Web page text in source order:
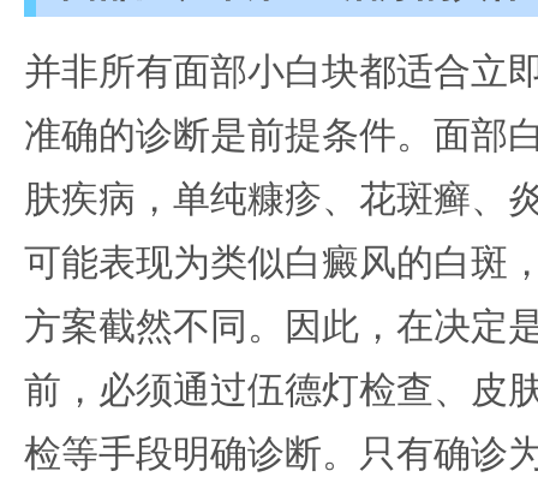
并非所有面部小白块都适合立
准确的诊断是前提条件。面部
肤疾病，单纯糠疹、花斑癣、
可能表现为类似白癜风的白斑
方案截然不同。因此，在决定
前，必须通过伍德灯检查、皮
检等手段明确诊断。只有确诊